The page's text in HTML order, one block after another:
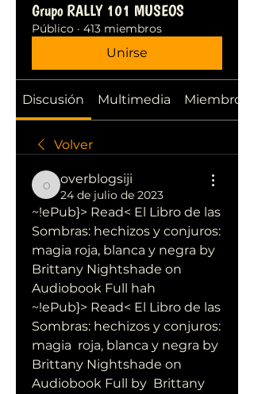
Grupo RALLY 101 MUSEOS
Público · 413 miembros
Unirse
Discusión Multimedia Miembros
Volver
overblogsiji
overblogsiji
24 de julio de 2023
~!ePub}> Read< El Libro de las
Sombras: hechizos y conjuros:
magia roja, blanca y negra by
Brittany Nightshade on
Audiobook Full hah
~!ePub}> Read< El Libro de las
Sombras: hechizos y conjuros:
magia  roja, blanca y negra by
Brittany Nightshade on
Audiobook Full by  Brittany